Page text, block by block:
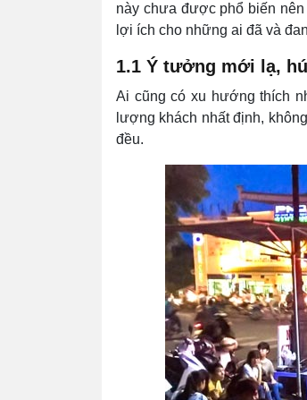
này chưa được phổ biến
lợi ích cho những ai đã và
1.1 Ý tưởng mới lạ,
Ai cũng có xu hướng thích
lượng khách nhất định,
đều.